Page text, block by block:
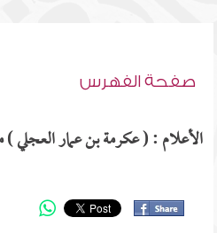
صفحة الفهرس
الأعلام : ( عكرمة بن عمار العجلي )